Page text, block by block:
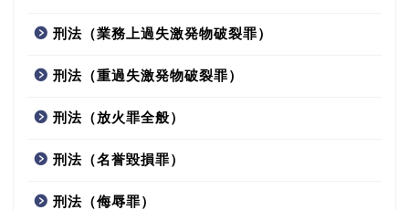
刑法（業務上過失激発物破裂罪）
刑法（重過失激発物破裂罪）
刑法（放火罪全般）
刑法（名誉毀損罪）
刑法（侮辱罪）